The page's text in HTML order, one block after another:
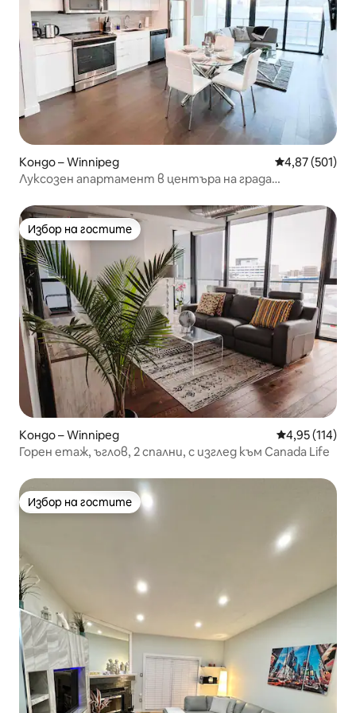
Кондо – Winnipeg Средна
4,87 (501)
Луксозен апартамент в центъра на града
Избор на гостите
Избор на гостите
Кондо – Winnipeg Средна
4,95 (114)
Горен етаж, ъглов, 2 спални, с изглед към Canada Life
Избор на гостите
Избор на гостите